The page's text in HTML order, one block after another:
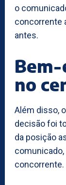
o
concorrente
antes.
no
Além disso,
decisão foi
da posição
concorrente.